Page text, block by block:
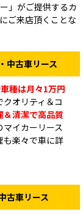
」がご提供するカ
ご来店頂くことな
中古車リース
種は月々1万円
オリティ＆コ
＆清潔で高品質
マイカーリース
も楽々で車に詳
古車リース